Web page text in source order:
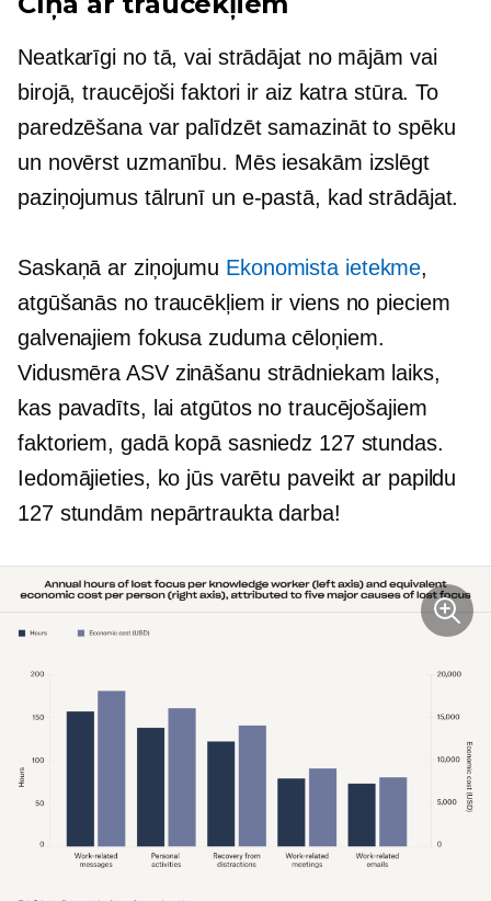
Neatkarīgi no tā, vai strādājat no mājām vai
birojā, traucējoši faktori ir aiz katra stūra. To
paredzēšana var palīdzēt samazināt to spēku
un novērst uzmanību. Mēs iesakām izslēgt
paziņojumus tālrunī un e-pastā, kad strādājat.
Saskaņā ar ziņojumu Ekonomista ietekme,
atgūšanās no traucēkļiem ir viens no pieciem
galvenajiem fokusa zuduma cēloņiem.
Vidusmēra ASV zināšanu strādniekam laiks,
kas pavadīts, lai atgūtos no traucējošajiem
faktoriem, gadā kopā sasniedz 127 stundas.
Iedomājieties, ko jūs varētu paveikt ar papildu
127 stundām nepārtraukta darba!